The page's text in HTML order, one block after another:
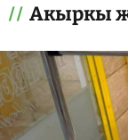
Акыркы